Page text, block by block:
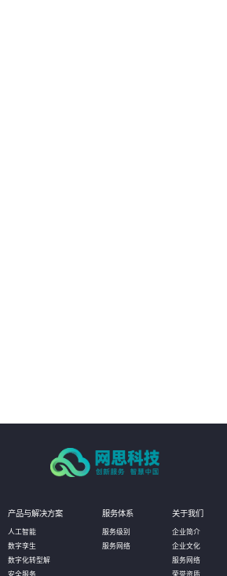
产品与解决方案
人工智能
数字孪生
数字化转型解
服务体系
服务级别
服务网络
关于我们
企业简介
企业文化
服务网络